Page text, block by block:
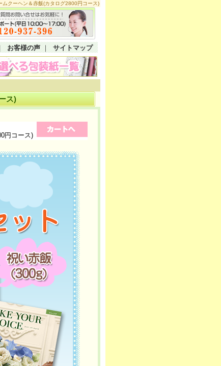
クーヘン＆赤飯(カタログ2800円コース)
お客様の声｜ サイトマップ
ス)
円コース)